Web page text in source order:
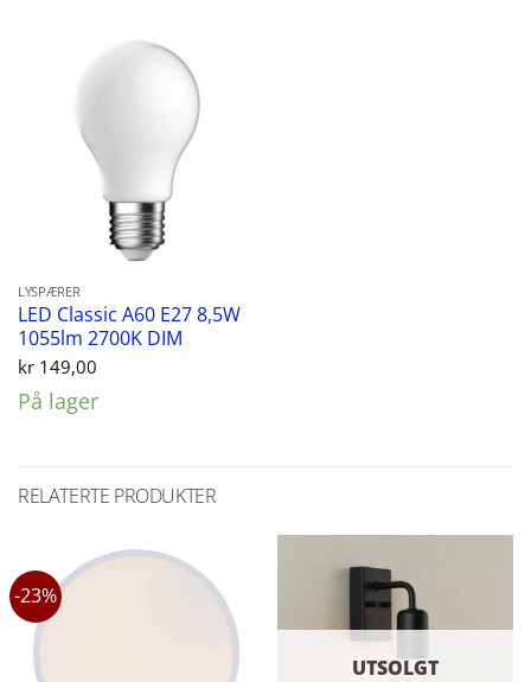
LYSPÆRER
LED Classic A60 E27 8,5W
1055lm 2700K DIM
kr149,00
På lager
RELATERTE PRODUKTER
-23%
UTSOLGT